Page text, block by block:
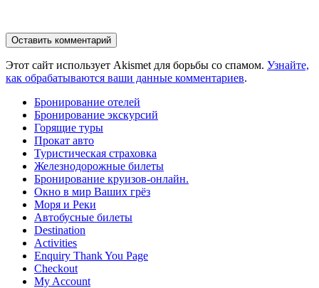
Этот сайт использует Akismet для борьбы со спамом. Узнайте,
как обрабатываются ваши данные комментариев.
Бронирование отелей
Бронирование экскурсий
Горящие туры
Прокат авто
Туристическая страховка
Железнодорожные билеты
Бронирование круизов-онлайн.
Окно в мир Ваших грёз
Моря и Реки
Автобусные билеты
Destination
Activities
Enquiry Thank You Page
Checkout
My Account